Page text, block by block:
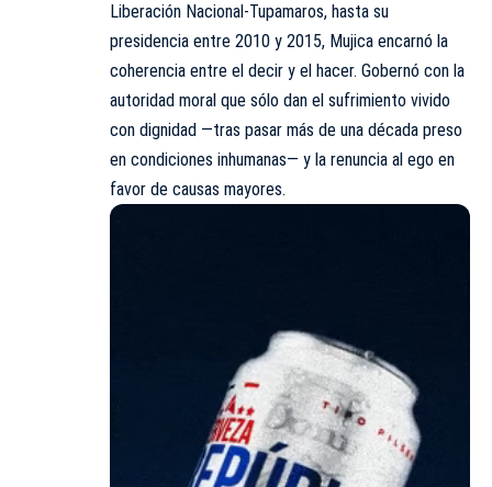
Liberación Nacional-Tupamaros, hasta su
presidencia entre 2010 y 2015, Mujica encarnó la
coherencia entre el decir y el hacer. Gobernó con la
autoridad moral que sólo dan el sufrimiento vivido
con dignidad —tras pasar más de una década preso
en condiciones inhumanas— y la renuncia al ego en
favor de causas mayores.